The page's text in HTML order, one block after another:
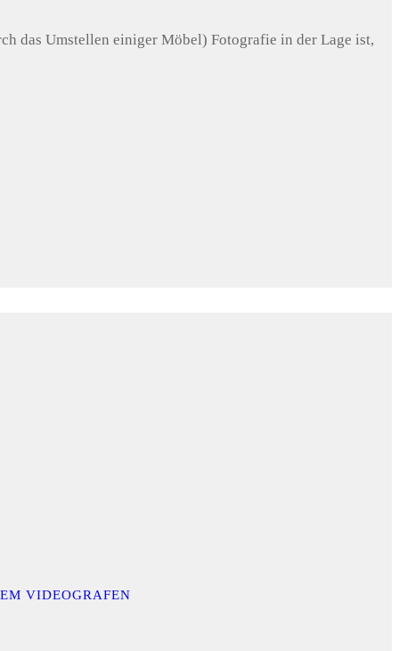
das Umstellen einiger Möbel) Fotografie in der Lage ist,
VIDEOGRAFEN